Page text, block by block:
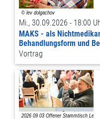
Mi., 30.09.2026 - 18:00
MAKS - als
Behandlungsform und
Vortrag